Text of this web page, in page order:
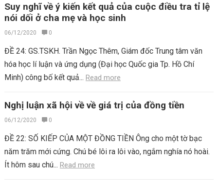
Suy nghĩ về ý kiến kết quả của cuộc điều tra tỉ lệ
nói dối ở cha mẹ và học sinh
06/12/2020 0
ĐỀ 24: GS.TSKH. Trần Ngọc Thêm, Giám đốc Trung tâm văn
hóa học lí luận và ứng dụng (Đại học Quốc gia Tp. Hồ Chí
Minh) công bố kết quả... Read more
Nghị luận xã hội về về giá trị của đồng tiền
06/12/2020 0
ĐỀ 22: SỐ KIẾP CỦA MỘT ĐỒNG TIỀN Ông cho một tờ bạc
năm trăm mới cứng. Chú bé lôi ra lôi vào, ngắm nghía nó hoài.
Ít hôm sau chú... Read more